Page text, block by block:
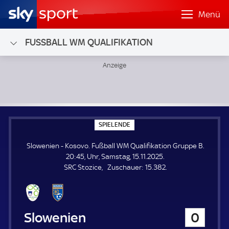
Menü
FUSSBALL WM QUALIFIKATION
SPIELENDE
P
E
L
E
N
Slowenien - Kosovo. Fußball WM Qualifikation Gruppe B.
20:45, Uhr, Samstag, 15.11.2025.
SRC Stozice
Zuschauer: Z
15.382.
Slowenien 0